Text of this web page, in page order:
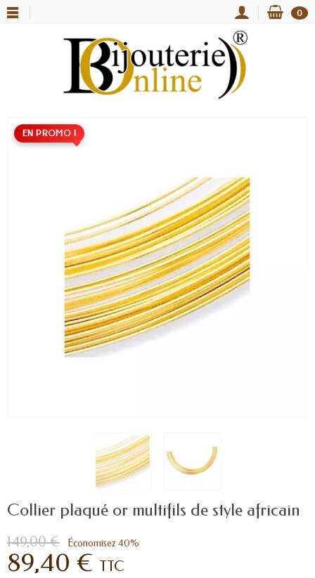
0
EN PROMO !
Collier plaqué or multifils de style africain
149,00 € Économisez 40%
89,40 € TTC